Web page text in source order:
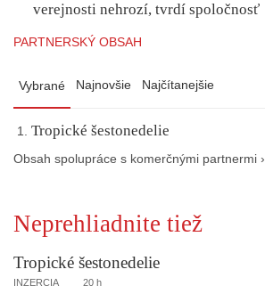
verejnosti nehrozí, tvrdí spoločnosť
PARTNERSKÝ OBSAH
Vybrané Najnovšie Najčítanejšie
Tropické šestonedelie
Obsah spolupráce s komerčnými partnermi ›
Neprehliadnite tiež
Tropické šestonedelie
INZERCIA 20 h